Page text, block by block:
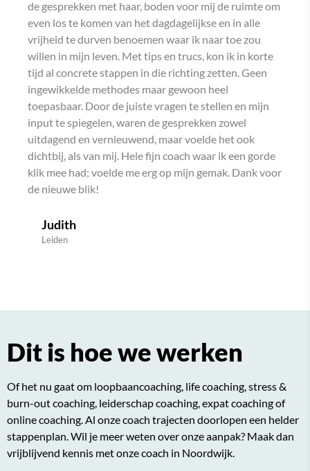
de gesprekken met haar, boden voor mij de ruimte om
even los te komen van het dagdagelijkse en in alle
vrijheid te durven benoemen waar ik naar toe zou
willen in mijn leven. Met tips en trucs, kon ik in korte
tijd al concrete stappen in die richting zetten. Geen
ingewikkelde methodes maar gewoon heel
toepasbaar. Door de juiste vragen te stellen en mijn
input te spiegelen, waren de gesprekken zowel
uitdagend en vernieuwend, maar voelde het ook
dichtbij, als van mij. Hele fijn coach waar ik een gorde
klik mee had; voelde me erg op mijn gemak. Dank voor
de nieuwe blik!
Judith
Leiden
Dit is hoe we werken
Of het nu gaat om loopbaancoaching , life coaching, stress &
burn-out coaching, leiderschap coaching, expat coaching of
online coaching. Al onze coach trajecten doorlopen een helder
stappenplan. Wil je meer weten over onze aanpak? Maak dan
vrijblijvend kennis met onze coach in Noordwijk.